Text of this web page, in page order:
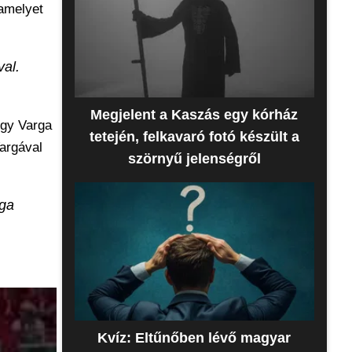
Varga
Megjelent a Kaszás egy kórház
tetején, felkavaró fotó készült a
szörnyű jelenségről
Kvíz: Eltűnőben lévő magyar